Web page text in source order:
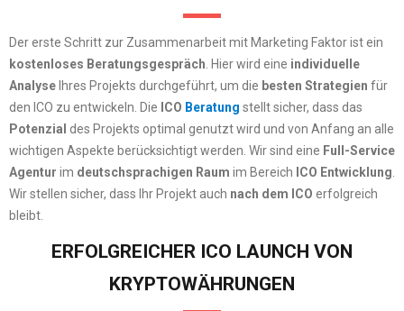
Der erste Schritt zur Zusammenarbeit mit Marketing Faktor ist ein
kostenloses Beratungsgespräch . Hier wird eine individuelle
AnalyseIhres Projekts durchgeführt, um die besten Strategien für
den ICO zu entwickeln. Die ICO Beratung stellt sicher, dass das
Potenzial des Projekts optimal genutzt wird und von Anfang an alle
wichtigen Aspekte berücksichtigt werden. Wir sind eine Full-Service
Agentur im deutschsprachigen Raum im Bereich ICO Entwicklung
Wir stellen sicher, dass Ihr Projekt auch nach dem ICO erfolgreich
bleibt.
ERFOLGREICHER ICO LAUNCH VON
KRYPTOWÄHRUNGEN